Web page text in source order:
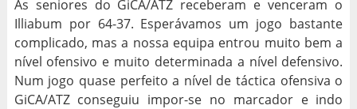
As seniores do GiCA/ATZ receberam e venceram o
Illiabum por 64-37. Esperávamos um jogo bastante
complicado, mas a nossa equipa entrou muito bem a
nível ofensivo e muito determinada a nível defensivo.
Num jogo quase perfeito a nível de táctica ofensiva o
GiCA/ATZ conseguiu impor-se no marcador e indo